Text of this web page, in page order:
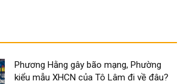
Phương Hằng gây bão mạng, Phường
kiểu mẫu XHCN của Tô Lâm đi về đâu?